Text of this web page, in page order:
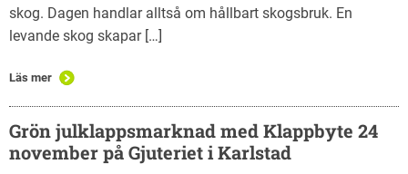
skog. Dagen handlar alltså om hållbart skogsbruk. En
levande skog skapar […]
Läs mer
Grön julklappsmarknad med Klappbyte 24
november på Gjuteriet i Karlstad